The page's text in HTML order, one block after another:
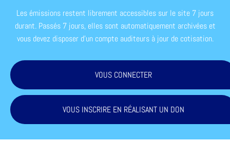
Les émissions restent librement accessibles sur le site 7 jours
durant. Passés 7 jours, elles sont automatiquement archivées et
vous devez disposer d'un compte auditeurs à jour de cotisation.
VOUS CONNECTER
VOUS INSCRIRE EN RÉALISANT UN DON